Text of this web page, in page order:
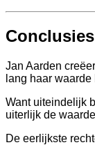
Conclusies
Jan Aarden
lang haar
Want uiteindelijk
uiterlijk de
De eerlijkste